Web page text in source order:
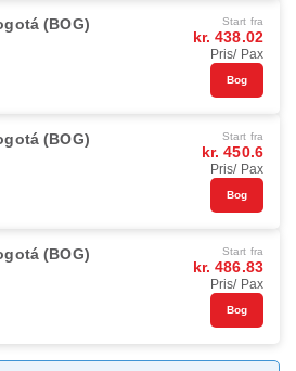
(BOG) Start fra
kr. 438.02
Pris/ Pax
Bog
(BOG) Start fra
kr. 450.6
Pris/ Pax
Bog
(BOG) Start fra
kr. 486.83
Pris/ Pax
Bog